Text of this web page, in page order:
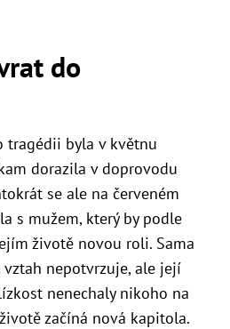
do
tragédii byla v květnu
dorazila v doprovodu
se ale na červeném
s mužem, který by podle
životě novou roli. Sama
vztah nepotvrzuje, ale její
nenechaly nikoho na
začíná nová kapitola.